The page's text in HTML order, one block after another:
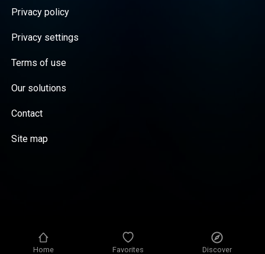
Home Favorites Discover
Privacy policy
Privacy settings
Terms of use
Our solutions
Contact
Site map